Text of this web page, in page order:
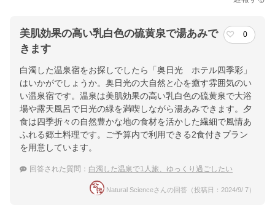
美肌効果の高い乳白色の硫黄泉で湯あみで
きます
0
白濁した温泉宿をお探しでしたら「奥日光 ホテル四季彩」
はいかがでしょうか。奥日光の大自然と心を癒す雰囲気のい
い温泉宿です。温泉は美肌効果の高い乳白色の硫黄泉で大浴
場や露天風呂で日光の緑を満喫しながら湯あみできます。夕
食は四季折々の自然豊かな地の食材を活かした繊細で風情あ
ふれる郷土料理です。ご予算内で利用できる2食付きプラン
を用意しています。
回答された質問： 白濁した温泉で1人旅、ゆっくり過ごしたい
Natural Scienceさんの回答（投稿日：2024/9/ 7）